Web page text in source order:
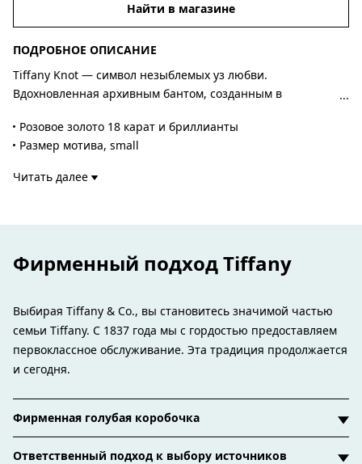
Найти в магазине
ПОДРОБНОЕ ОПИСАНИЕ
Tiffany Knot — символ незыблемых уз любви.
Вдохновленная архивным бантом, созданным в
связь — символ непреходящих уз. Небольшая подвеска
выполнена из розового золота 18 карат и отполирована
бриллиант круглой огранки отвечает высоким
углом для создания максимального блеска. Носите
силуэтами для создания неожиданного образа.
Розовое золото 18 карат и бриллианты
Размер мотива, small
Общий вес – 0,08 карата
Читать далее
Фирменный подход Tiffany
Выбирая Tiffany & Co., вы становитесь значимой частью
семьи Tiffany. С 1837 года мы с гордостью предоставляем
первоклассное обслуживание. Эта традиция продолжается
и сегодня.
Фирменная голубая коробочка
Ответственный подход к выбору источников